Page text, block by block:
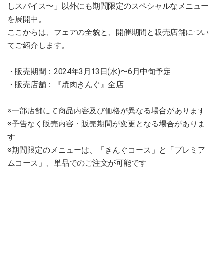
しスパイス〜」以外にも期間限定のスペシャルなメニュー
を展開中。
ここからは、フェアの全貌と、開催期間と販売店舗につい
てご紹介します。
・販売期間：2024年3月13日(水)〜6月中旬予定
・販売店舗：『焼肉きんぐ』全店
※一部店舗にて商品内容及び価格が異なる場合があります
※予告なく販売内容・販売期間が変更となる場合がありま
す
※期間限定のメニューは、「きんぐコース」と「プレミア
ムコース」、単品でのご注文が可能です